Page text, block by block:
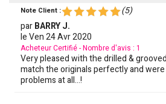
Note Client : (5)
parBARRY J.
leVen 24 Avr 2020
Acheteur Certifié - Nombre d'avis : 1
Very pleased with the drilled &
match the originals perfectly and
problems at all...!